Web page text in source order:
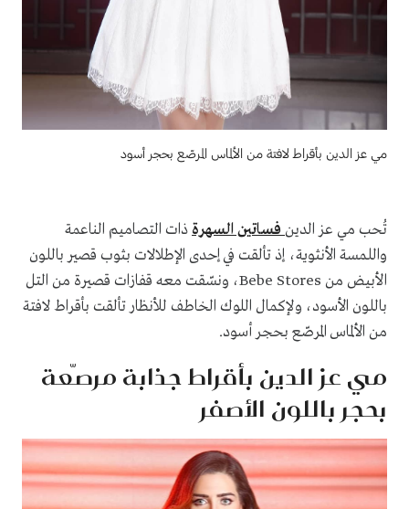
مي عز الدين بأقراط لافتة من الألماس المرصّع بحجر أسود
تُحب مي عز الدينفساتين السهرةذات التصاميم الناعمة
واللمسة الأنثوية، إذ تألقت في إحدى الإطلالات بثوب قصير باللون
الأبيض من Bebe Stores، ونسّقت معه قفازات قصيرة من التل
باللون الأسود، ولإكمال اللوك الخاطف للأنظار تألقت بأقراط لافتة
من الألماس المرصّع بحجر أسود.
مي عز الدين بأقراط جذابة مرصّعة
بحجر باللون الأصفر